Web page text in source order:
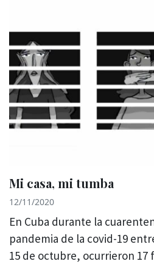
Mi casa, mi tumba
12/11/2020
En Cuba durante la
pandemia de la covid-19
15 de octubre, ocurrieron 17